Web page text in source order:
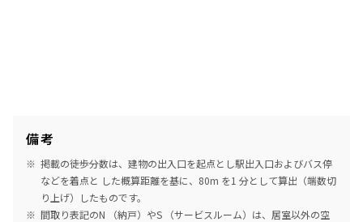
備考
掲載の徒歩分数は、建物の出入口を起点とし駅出入口およびバス停
などを着点と した概算距離を基に、80m を1 分として算出（端数切
り上げ）したものです。
間取り表記のN （納戸）やS （サービスルーム）は、居室以外の空